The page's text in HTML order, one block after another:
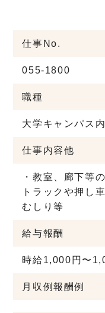
仕事No.
055-1800
職種
大学キャンパス
仕事内容他
・教室、廊下等
トラックや押し
むしり等
給与報酬
時給1,000円〜
月収例報酬例